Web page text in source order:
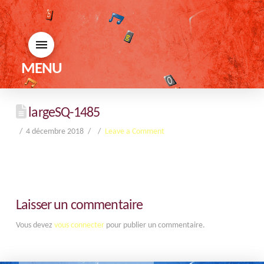
MENU
largeSQ-1485
4 décembre 2018 Leave a Comment
Laisser un commentaire
Vous devez vous connecterpour publier un commentaire.